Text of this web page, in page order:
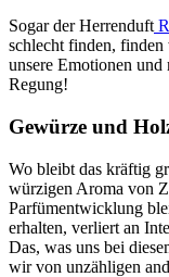
Sogar der Herrenduft
schlecht finden,
unsere Emotionen und
Regung!
Gewürze und
Wo bleibt das kräftig
würzigen Aroma von
Parfümentwicklung
erhalten, verliert an
Das, was uns bei
wir von unzähligen